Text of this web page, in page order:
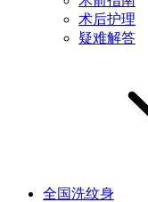
术后护理
疑难解答
全国洗纹身